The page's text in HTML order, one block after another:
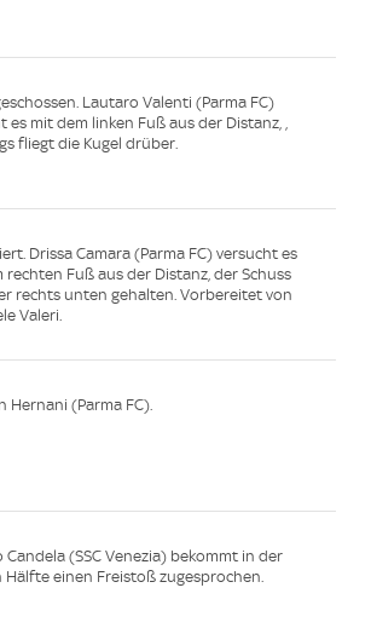
Lautaro Valenti (Parma FC)
es mit dem linken Fuß aus der Distanz, ,
fliegt die Kugel drüber.
Drissa Camara (Parma FC) versucht es
rechten Fuß aus der Distanz, der Schuss
rechts unten gehalten. Vorbereitet von
Valeri.
Hernani (Parma FC).
(SSC Venezia) bekommt in der
Hälfte einen Freistoß zugesprochen.